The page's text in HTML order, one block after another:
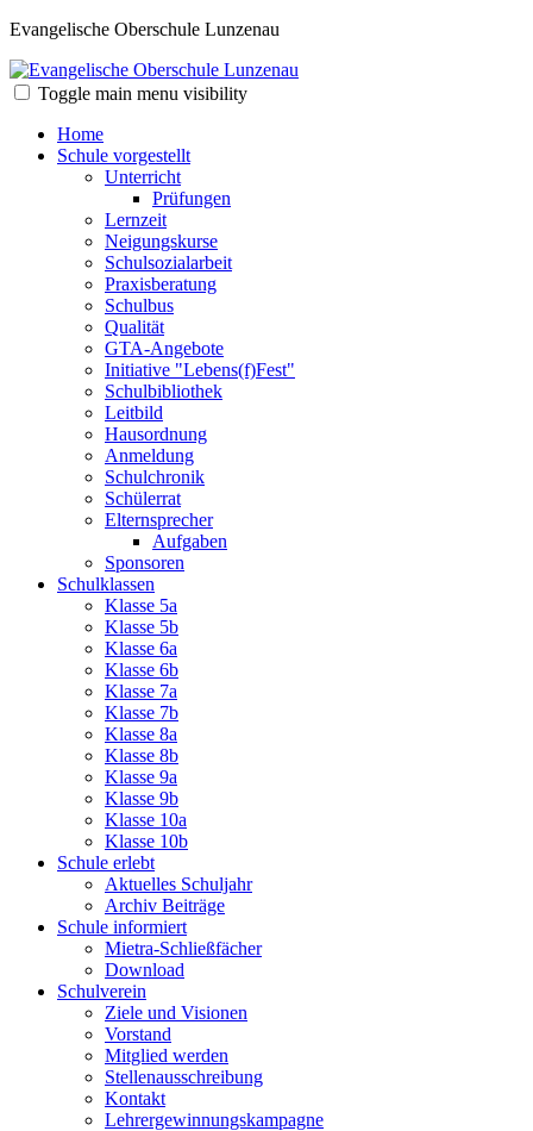
Evangelische Oberschule Lunzenau
Toggle main menu visibility
Home
Schule vorgestellt
Unterricht
Prüfungen
Lernzeit
Neigungskurse
Schulsozialarbeit
Praxisberatung
Schulbus
Qualität
GTA-Angebote
Initiative "Lebens(f)Fest"
Schulbibliothek
Leitbild
Hausordnung
Anmeldung
Schulchronik
Schülerrat
Elternsprecher
Aufgaben
Sponsoren
Schulklassen
Klasse 5a
Klasse 5b
Klasse 6a
Klasse 6b
Klasse 7a
Klasse 7b
Klasse 8a
Klasse 8b
Klasse 9a
Klasse 9b
Klasse 10a
Klasse 10b
Schule erlebt
Aktuelles Schuljahr
Archiv Beiträge
Schule informiert
Mietra-Schließfächer
Download
Schulverein
Ziele und Visionen
Vorstand
Mitglied werden
Stellenausschreibung
Kontakt
Lehrergewinnungskampagne